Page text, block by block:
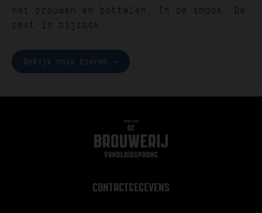
het brouwen en bottelen. In de smaak. De
rest is bijzaak.
Bekijk onze bieren
CONTACTGEGEVENS